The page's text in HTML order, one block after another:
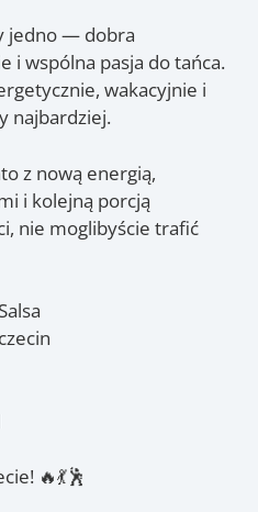
jedno — dobra
i wspólna pasja do tańca.
wakacyjnie i
najbardziej.
z nową energią,
i kolejną porcją
nie moglibyście trafić
🔥💃🕺